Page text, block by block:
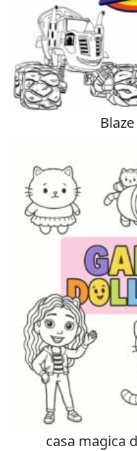
casa magica